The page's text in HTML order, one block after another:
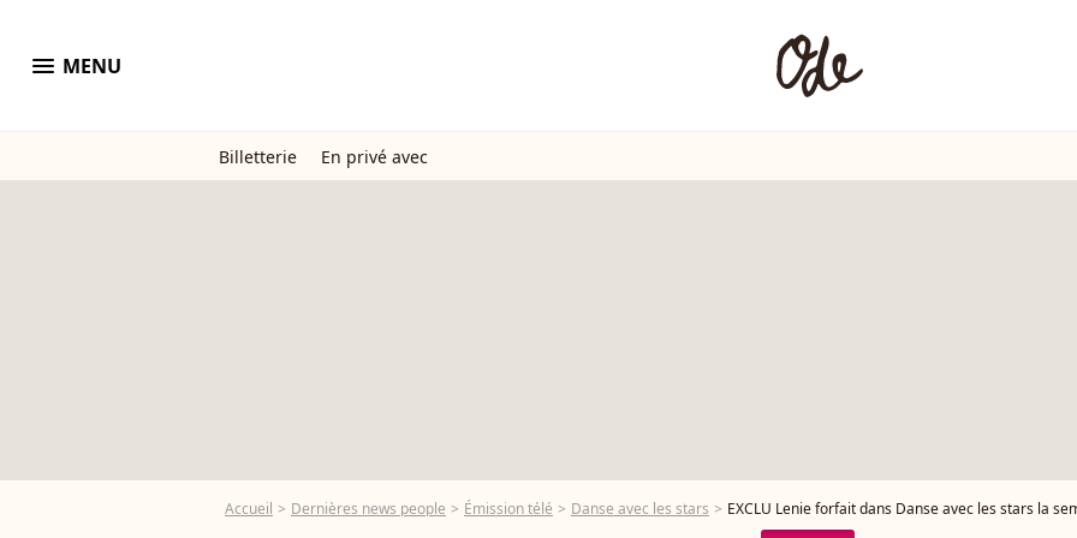
menu MENU
Billetterie En privé avec
Accueil Dernières news people Émission télé Danse avec les stars EXCLU Lenie forfait dans Danse avec les stars la semaine dernière : un